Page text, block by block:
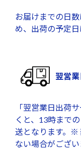
お届けまでの日
め、出荷の予定
翌営
「翌営業日出荷
くと、13時まで
送となります。※
ない場合がござい